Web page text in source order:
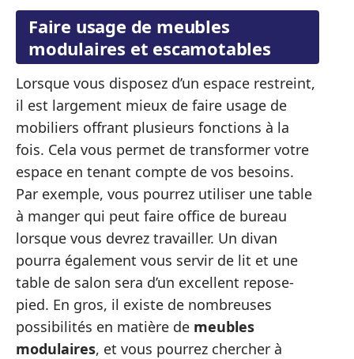
Faire usage de meubles
modulaires et escamotables
Lorsque vous disposez d’un espace restreint,
il est largement mieux de faire usage de
mobiliers offrant plusieurs fonctions à la
fois. Cela vous permet de transformer votre
espace en tenant compte de vos besoins.
Par exemple, vous pourrez utiliser une table
à manger qui peut faire office de bureau
lorsque vous devrez travailler. Un divan
pourra également vous servir de lit et une
table de salon sera d’un excellent repose-
pied. En gros, il existe de nombreuses
possibilités en matière de meubles
modulaires, et vous pourrez chercher à